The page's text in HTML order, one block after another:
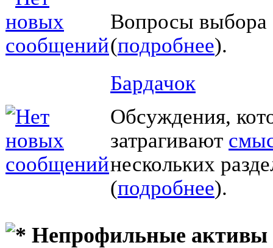
Вопросы выбора
(подробнее).
Бардачок
Обсуждения,
затрагивают
нескольких
(подробнее).
Непрофильные активы